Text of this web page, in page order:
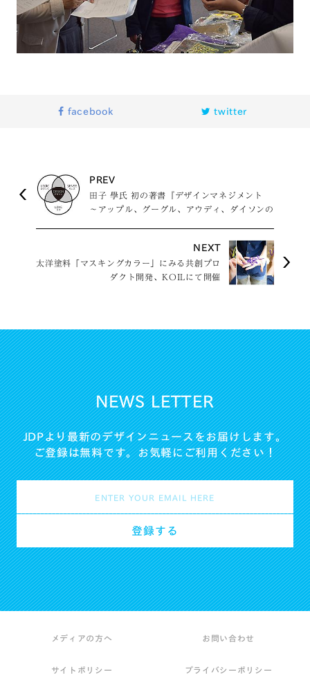
facebook twitter
PREV
田子 學氏 初の著書『デザインマネジメント
〜アップル、グーグル、アウディ、ダイソンの
NEXT
太洋塗料「マスキングカラー」にみる共創プロ
ダクト開発、KOILにて開催
NEWS LETTER
JDPより最新のデザインニュースをお届けします。
ご登録は無料です。お気軽にご利用ください！
メディアの方へ お問い合わせ
サイトポリシー プライバシーポリシー